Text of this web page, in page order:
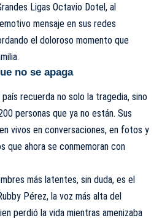
Ligas Octavio Dotel, al
mensaje en sus redes
el doloroso momento que
no se apaga
recuerda no solo la tragedia, sino
personas que ya no están. Sus
vivos en conversaciones, en fotos y
que ahora se conmemoran con
más latentes, sin duda, es el
Pérez, la voz más alta del
perdió la vida mientras amenizaba